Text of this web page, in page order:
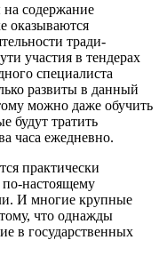
на содержа­ние
оказываются
тради­
участия в тен­дерах
специа­листа
развиты в данный
мож­но даже обучить
будут тратить
часа ежедневно.
практиче­ски
настоящему
И многие крупные
что однажды
в государствен­ных